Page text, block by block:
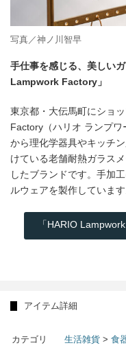
写真／神ノ川智早
手仕事を感じる、美しい
Lampwork Factory」
東京都・大伝馬町にショ
Factory（ハリオ ランプ
から理化学器具やキッチ
けている老舗耐熱ガラス
したブランドです。手加
ルウェアを製作しています
「HARIO
アイテム詳細
カテゴリ 生活雑貨 > 食